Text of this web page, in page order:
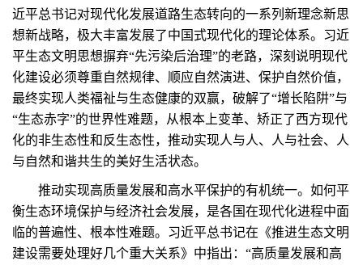
近平总书记对现代化发展道路生态转向的一系列新理念新思
想新战略，极大丰富发展了中国式现代化的理论体系。习近
平生态文明思想摒弃“先污染后治理”的老路，深刻说明现代
化建设必须尊重自然规律、顺应自然演进、保护自然价值，
最终实现人类福祉与生态健康的双赢，破解了“增长陷阱”与
“生态赤字”的世界性难题，从根本上变革、矫正了西方现代
化的非生态性和反生态性，推动实现人与人、人与社会、人
与自然和谐共生的美好生活状态。
推动实现高质量发展和高水平保护的有机统一。如何平
衡生态环境保护与经济社会发展，是各国在现代化进程中面
临的普遍性、根本性难题。习近平总书记在《推进生态文明
建设需要处理好几个重大关系》中指出：“高质量发展和高